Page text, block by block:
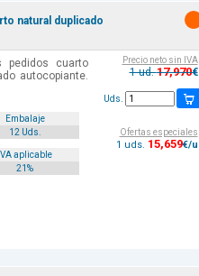
natural duplicado
pedidos cuarto
autocopiante.
Embalaje
12 Uds.
IVA aplicable
21%
Precio neto sin IVA
1 ud.17,970€
Uds.
Ofertas especiales
1 uds. 15,659€/u